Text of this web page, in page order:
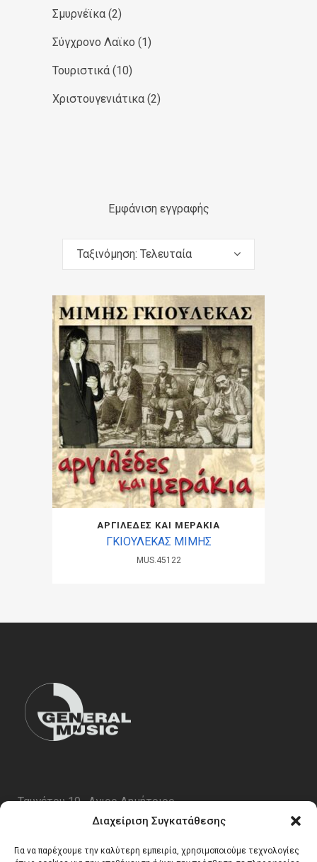
Διαχείριση Συγκατάθεσης
Για να παρέχουμε την καλύτερη εμπειρία, χρησιμοποιούμε τεχνολογίες
Σμυρνέϊκα (2)
Σύγχρονο Λαϊκο (1)
Τουριστικά (10)
Χριστουγενιάτικα (2)
Εμφάνιση εγγραφής
Ταξινόμηση: Τελευταία
ΑΡΓΙΛΕΔΕΣ ΚΑΙ ΜΕΡΑΚΙΑ
ΓΚΙΟΥΛΕΚΑΣ ΜΙΜΗΣ
MUS.45122
Ταυγέτου 19 , Αγιος Δημήτριος
email:info@generalmusic.gr